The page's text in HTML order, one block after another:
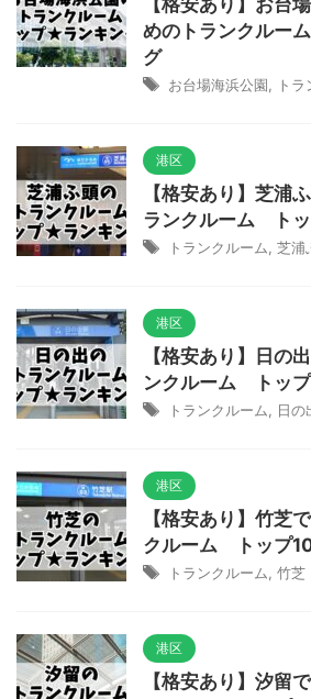
【格安あり】お台
めのトランクルー
グ
お台場海浜公園 ト
港区
【格安あり】芝浦
ランクルーム ト
トランクルーム 芝浦
港区
【格安あり】日の
ンクルーム トッ
トランクルーム 日の
港区
【格安あり】竹芝
クルーム トップ
トランクルーム 竹芝
港区
【格安あり】汐留